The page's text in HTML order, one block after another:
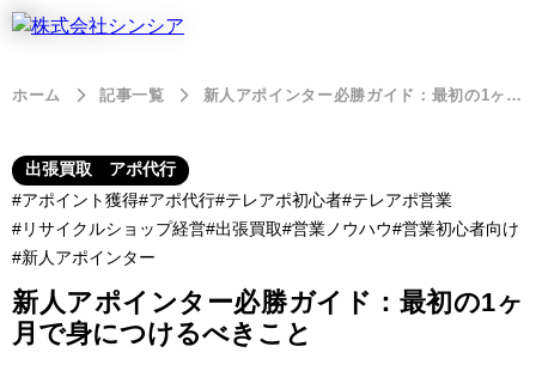
ホーム 記事一覧 新人アポインター必勝ガイド：最初の1ヶ月で身につけるべきこと
出張買取 アポ代行
アポイント獲得 アポ代行 テレアポ初心者 テレアポ営業
リサイクルショップ経営 出張買取 営業ノウハウ
営業初心者向け
新人アポインター
新人アポインター必勝ガイド：最初の1ヶ
月で身につけるべきこと